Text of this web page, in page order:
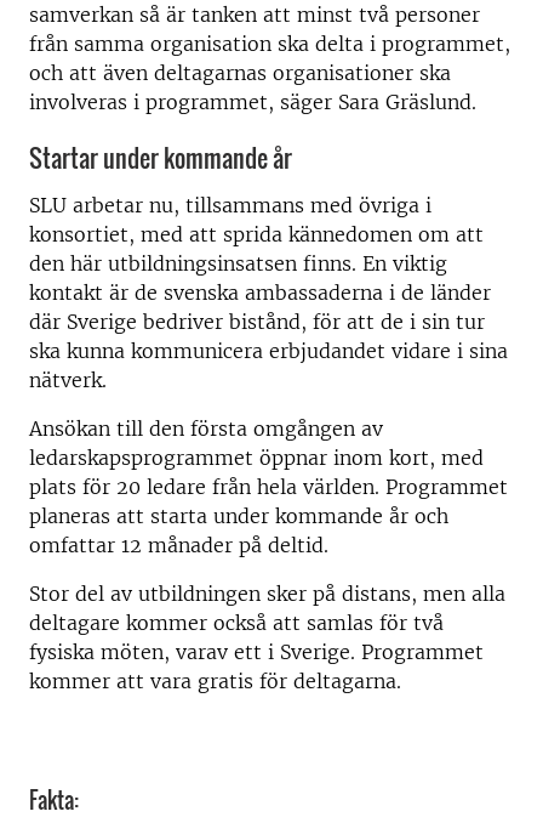
samverkan så är tanken att minst två personer
från samma organisation ska delta i programmet,
och att även deltagarnas organisationer ska
involveras i programmet, säger Sara Gräslund.
Startar under kommande år
SLU arbetar nu, tillsammans med övriga i
konsortiet, med att sprida kännedomen om att
den här utbildningsinsatsen finns. En viktig
kontakt är de svenska ambassaderna i de länder
där Sverige bedriver bistånd, för att de i sin tur
ska kunna kommunicera erbjudandet vidare i sina
nätverk.
Ansökan till den första omgången av
ledarskapsprogrammet öppnar inom kort, med
plats för 20 ledare från hela världen. Programmet
planeras att starta under kommande år och
omfattar 12 månader på deltid.
Stor del av utbildningen sker på distans, men alla
deltagare kommer också att samlas för två
fysiska möten, varav ett i Sverige. Programmet
kommer att vara gratis för deltagarna.
Fakta: